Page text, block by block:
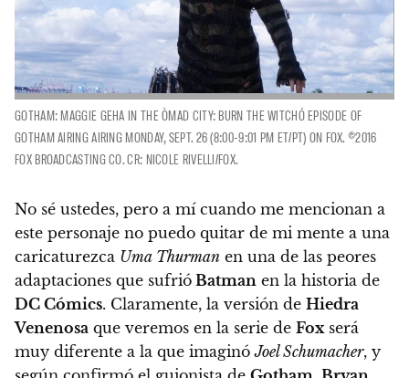
GOTHAM: MAGGIE GEHA IN THE ÒMAD CITY: BURN THE WITCHÓ EPISODE OF
GOTHAM AIRING AIRING MONDAY, SEPT. 26 (8:00-9:01 PM ET/PT) ON FOX. ©2016
FOX BROADCASTING CO. CR: NICOLE RIVELLI/FOX.
No sé ustedes, pero a mí cuando me mencionan a
este personaje no puedo quitar de mi mente a una
caricaturezca Uma Thurman en una de las peores
adaptaciones que sufrió Batman en la historia de
DC Cómics. Claramente, la versión de Hiedra
Venenosa que veremos en la serie de Foxserá
muy diferente a la que imaginóJoel Schumacher, y